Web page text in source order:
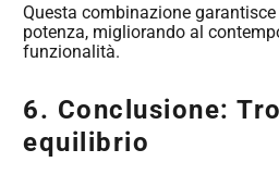
Questa combinazione
potenza, migliorando al
funzionalità.
6. Conclusione:
equilibrio